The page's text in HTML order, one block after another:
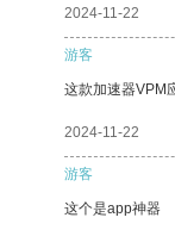
2024-11-22
游客
这款加速器VPM
2024-11-22
游客
这个是app神器